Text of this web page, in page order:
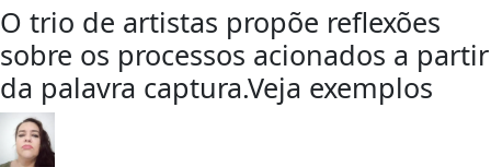
O trio de artistas propõe reflexões
sobre os processos acionados a partir
da palavra captura.Veja exemplos